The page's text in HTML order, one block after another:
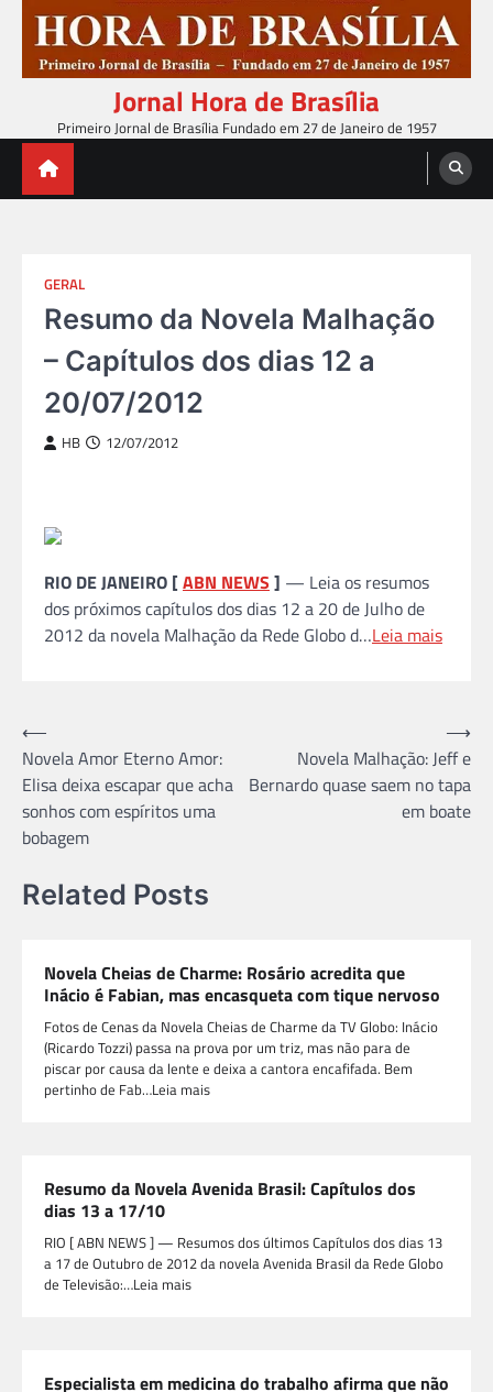
content
Jornal Hora de Brasília
Primeiro Jornal de Brasília Fundado em 27 de Janeiro de 1957
GERAL
Resumo da Novela Malhação
– Capítulos dos dias 12 a
20/07/2012
HB 12/07/2012
RIO DE JANEIRO [ABN NEWS ] — Leia os resumos
dos próximos capítulos dos dias 12 a 20 de Julho de
2012 da novela Malhação da Rede Globo d…Leia mais
Navegação
de
Post
⟵
Novela Amor Eterno Amor:
Elisa deixa escapar que acha
sonhos com espíritos uma
bobagem
Novela Malhação: Jeff e
Bernardo quase saem no tapa
em boate
⟶
Related Posts
Novela Cheias de Charme: Rosário acredita que
Inácio é Fabian, mas encasqueta com tique nervoso
Fotos de Cenas da Novela Cheias de Charme da TV Globo: Inácio
(Ricardo Tozzi) passa na prova por um triz, mas não para de
piscar por causa da lente e deixa a cantora encafifada. Bem
pertinho de Fab…Leia mais
Resumo da Novela Avenida Brasil: Capítulos dos
dias 13 a 17/10
RIO [ ABN NEWS ] — Resumos dos últimos Capítulos dos dias 13
a 17 de Outubro de 2012 da novela Avenida Brasil da Rede Globo
de Televisão:…Leia mais
Especialista em medicina do trabalho afirma que não